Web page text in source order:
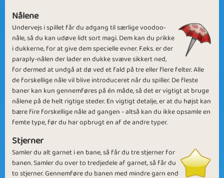
White Voodoo Black Voodoo
Voodoo Money Voodoo 12
Nålene
Undervejs i spillet får du adgang til særlige voodoo-
nåle, så du kan udøve lidt sort magi. Dem kan du prikke
i dukkerne, for at give dem specielle evner. F.eks. er der
paraply-nålen der lader en dukke svæve sikkert ned,
for dermed at undgå at dø ved et fald på tre eller flere felter. Alle
de forskellige nåle vil blive introduceret når du spiller. De fleste
baner kan kun gennemføres på én måde, så det er vigtigt at bruge
nålene på de helt rigtige steder. En vigtigt detalje, er at du højst kan
bære fire forskellige nåle ad gangen - altså kan du ikke opsamle en
femte type, før du har opbrugt en af de andre typer.
Stjerner
Samler du alt garnet i en bane, så får du tre stjerner for
banen. Samler du over to tredjedele af garnet, så får du
to stjerner. Gennemføre du banen med mindre garn end